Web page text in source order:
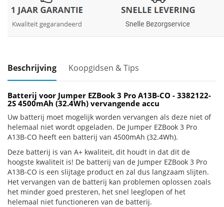
Beschrijving Koopgidsen & Tips
Batterij voor Jumper EZBook 3 Pro A13B-CO - 3382122-
2S 4500mAh (32.4Wh) vervangende accu
Uw batterij moet mogelijk worden vervangen als deze niet of
helemaal niet wordt opgeladen. De Jumper EZBook 3 Pro
A13B-CO heeft een batterij van 4500mAh (32.4Wh).
Deze batterij is van A+ kwaliteit, dit houdt in dat dit de
hoogste kwaliteit is! De batterij van de Jumper EZBook 3 Pro
A13B-CO is een slijtage product en zal dus langzaam slijten.
Het vervangen van de batterij kan problemen oplossen zoals
het minder goed presteren, het snel leeglopen of het
helemaal niet functioneren van de batterij.